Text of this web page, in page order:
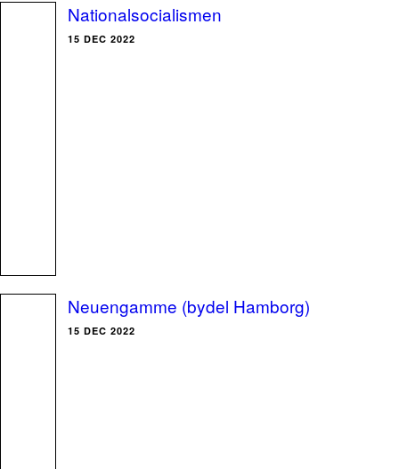
Nationalsocialismen
15 DEC 2022
Neuengamme (bydel Hamborg)
15 DEC 2022